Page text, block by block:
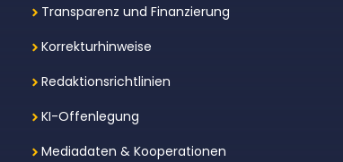
Transparenz und Finanzierung
Korrekturhinweise
Redaktionsrichtlinien
KI-Offenlegung
Mediadaten & Kooperationen